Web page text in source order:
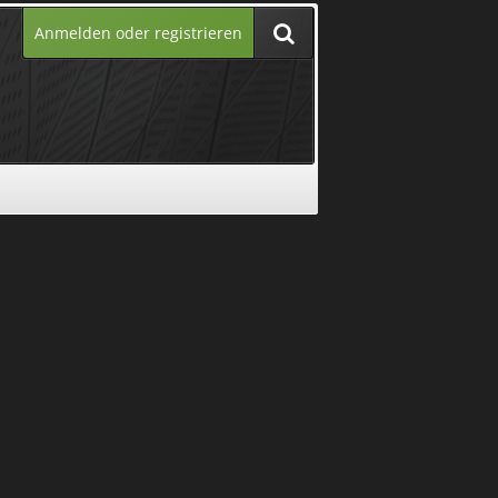
Anmelden oder registrieren